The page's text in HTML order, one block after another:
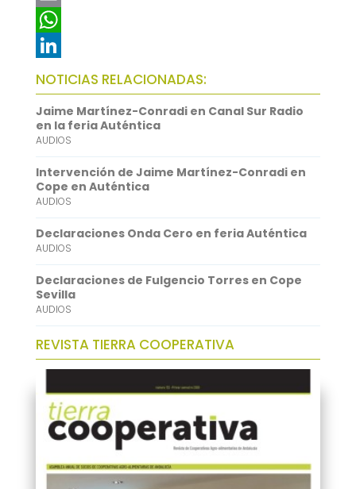
c
e
b
o
o
k
w
t
t
e
r
E
m
a
i
l
W
h
a
t
s
A
p
p
L
i
n
k
e
d
I
n
NOTICIAS RELACIONADAS:
Jaime Martínez-Conradi en Canal Sur Radio
en la feria Auténtica
AUDIOS
Intervención de Jaime Martínez-Conradi en
Cope en Auténtica
AUDIOS
Declaraciones Onda Cero en feria Auténtica
AUDIOS
Declaraciones de Fulgencio Torres en Cope
Sevilla
AUDIOS
REVISTA TIERRA COOPERATIVA